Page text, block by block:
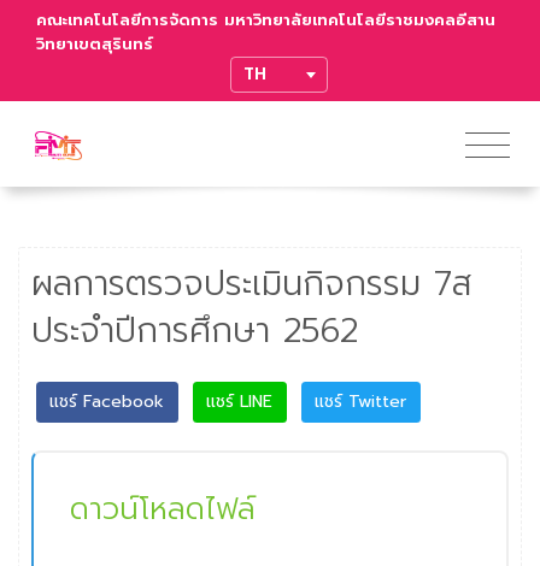
คณะเทคโนโลยีการจัดการ มหาวิทยาลัยเทคโนโลยีราชมงคลอีสาน
วิทยาเขตสุรินทร์
TRANSLATE
ผลการตรวจประเมินกิจกรรม 7ส
ประจำปีการศึกษา 2562
แชร์ Facebook แชร์ LINE แชร์ Twitter
ดาวน์โหลดไฟล์